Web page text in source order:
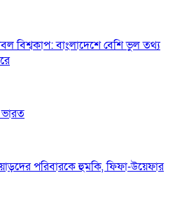
বিশ্বকাপ: বাংলাদেশে বেশি ভুল তথ্য
ভারত
পরিবারকে হুমকি, ফিফা-উয়েফার